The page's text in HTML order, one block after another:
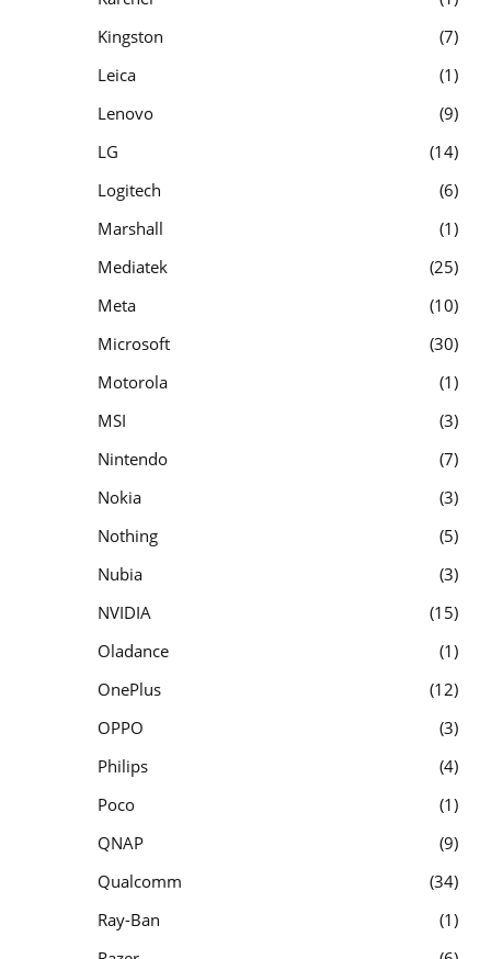
Kingston
7
Leica
1
Lenovo
9
LG
14
Logitech
6
Marshall
1
Mediatek
25
Meta
10
Microsoft
30
Motorola
1
MSI
3
Nintendo
7
Nokia
3
Nothing
5
Nubia
3
NVIDIA
15
Oladance
1
OnePlus
12
OPPO
3
Philips
4
Poco
1
QNAP
9
Qualcomm
34
Ray-Ban
1